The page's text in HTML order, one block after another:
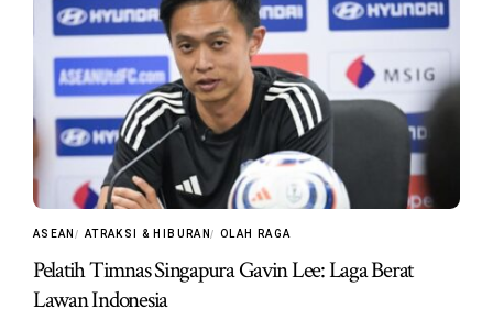
ASEAN ATRAKSI & HIBURAN OLAH RAGA
Pelatih Timnas Singapura Gavin Lee: Laga Berat
Lawan Indonesia